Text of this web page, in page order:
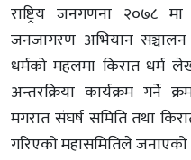
राष्ट्रिय जनगणना २०७८
जनजागरण अभियान सञ्चालन
धर्मको महलमा किरात
अन्तरक्रिया कार्यक्रम गर्ने
मगरात संघर्ष समिति तथा
गरिएको महासमितिले